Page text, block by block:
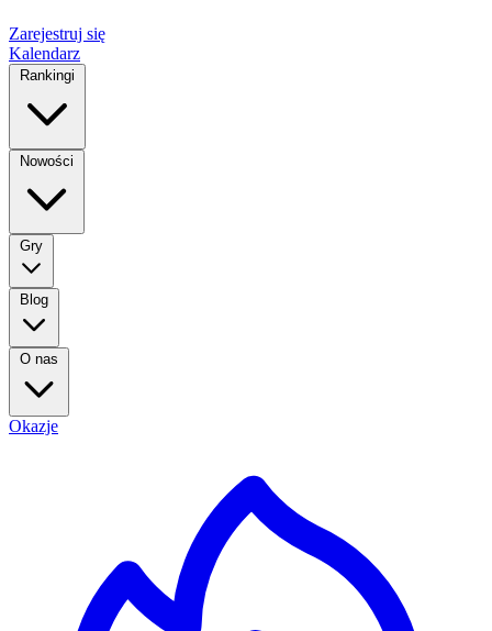
Zarejestruj się
Kalendarz
Rankingi
Nowości
Gry
Blog
O nas
Okazje